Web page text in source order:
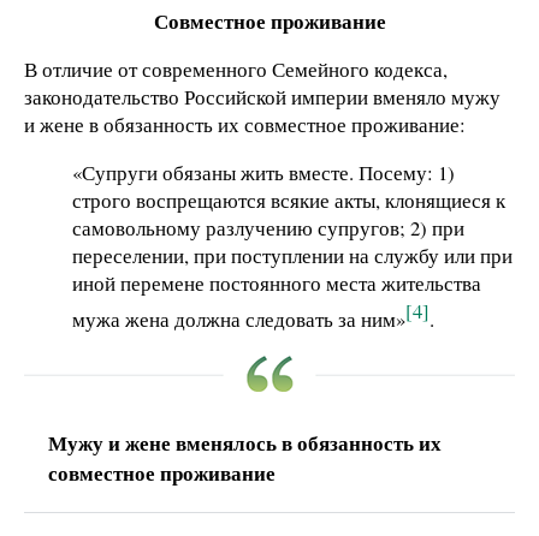
Совместное проживание
В отличие от современного Семейного кодекса,
законодательство Российской империи вменяло мужу
и жене в обязанность их совместное проживание:
«Супруги обязаны жить вместе. Посему: 1)
строго воспрещаются всякие акты, клонящиеся к
самовольному разлучению супругов; 2) при
переселении, при поступлении на службу или при
иной перемене постоянного места жительства
мужа жена должна следовать за ним»[4].
Мужу и жене вменялось в обязанность их
совместное проживание